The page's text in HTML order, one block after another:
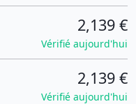
2,139 €
Vérifié aujourd'hui
2,139 €
Vérifié aujourd'hui